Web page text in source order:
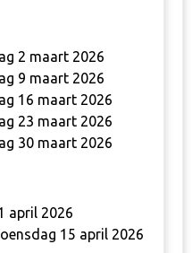
2 maart 2026
9 maart 2026
16 maart 2026
23 maart 2026
30 maart 2026
april 2026
15 april 2026